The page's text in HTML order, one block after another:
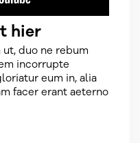
hier
duo ne rebum
incorrupte
eum in, alia
facer erant aeterno